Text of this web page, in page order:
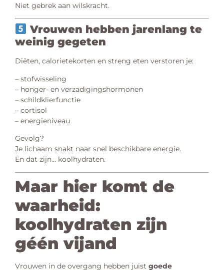
Niet gebrek aan wilskracht.
Vrouwen hebben jarenlang te
weinig gegeten
Diëten, calorietekorten en streng eten verstoren je:
– stofwisseling
– honger- en verzadigingshormonen
– schildklierfunctie
– cortisol
– energieniveau
Gevolg?
Je lichaam snakt naar snel beschikbare energie.
En dat zijn… koolhydraten.
Maar hier komt de
waarheid:
koolhydraten zijn
géén vijand
Vrouwen in de overgang hebben juist goede